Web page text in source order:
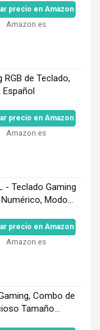
precio en Amazon
Amazon.es
RGB de Teclado,
precio en Amazon
Amazon.es
- Teclado Gaming
Modo...
precio en Amazon
Amazon.es
Combo de
Tamaño...